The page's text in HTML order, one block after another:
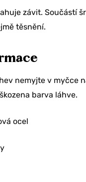
závit. Součástí
těsnění.
nemyjte v myčce
barva láhve.
ocel